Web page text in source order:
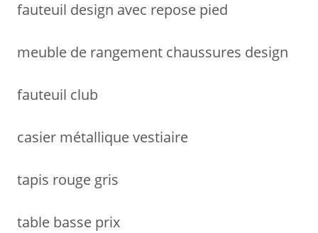
fauteuil design avec repose pied
meuble de rangement chaussures design
fauteuil club
casier métallique vestiaire
tapis rouge gris
table basse prix